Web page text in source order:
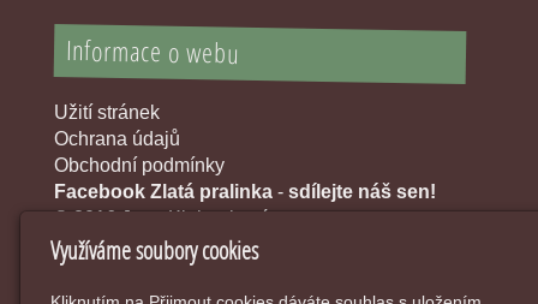
Informace o webu
Užití stránek
Ochrana údajů
Obchodní podmínky
Facebook Zlatá pralinka - sdílejte náš sen!
© 2016 Jana Klobouková
Využíváme soubory cookies